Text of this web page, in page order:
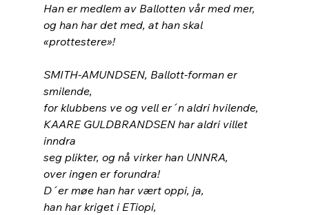
Han er medlem av Ballotten vår med mer,
og han har det med, at han skal
«prottestere»!
SMITH-AMUNDSEN, Ballott-forman er
smilende,
for klubbens ve og vell er´n aldri hvilende,
KAARE GULDBRANDSEN har aldri villet
inndra
seg plikter, og nå virker han UNNRA,
over ingen er forundra!
D´er møe han har vært oppi, ja,
han har kriget i ETiopi,